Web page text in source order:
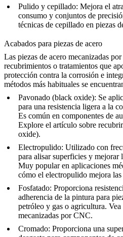
Pulido y cepillado: Mejora el
consumo y conjuntos de
técnicas de cepillado en piezas
Acabados para piezas de acero
Las piezas de acero mecanizadas
recubrimientos o tratamientos que
protección contra la corrosión e
métodos más habituales se
Pavonado (black oxide): Se
para una resistencia ligera a la
Es común en componentes de
Explore el artículo sobre
oxide).
Electropulido: Utilizado con
para alisar superficies y mejorar
Muy popular en aplicaciones
cómo el electropulido mejora
Fosfatado: Proporciona
adherencia de la pintura para
petróleo y gas o agricultura. Vea
mecanizadas por CNC.
Cromado: Proporciona una